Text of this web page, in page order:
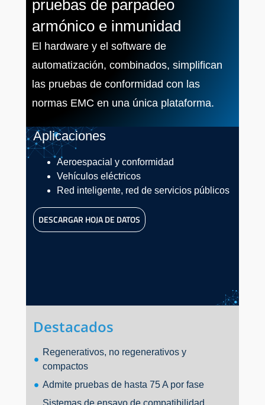
pruebas de parpadeo
armónico e inmunidad
El hardware y el software de
automatización, combinados, simplifican
las pruebas de conformidad con las
normas EMC en una única plataforma.
Aplicaciones
Aeroespacial y conformidad
Vehículos eléctricos
Red inteligente, red de servicios públicos
DESCARGAR HOJA DE DATOS
Destacados
Regenerativos, no regenerativos y
compactos
Admite pruebas de hasta 75 A por fase
Sistemas de ensayo de compatibilidad